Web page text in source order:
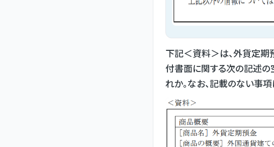
下記＜資料＞は、外貨定
付書面に関する次の記述の
れか。なお、記載のない事